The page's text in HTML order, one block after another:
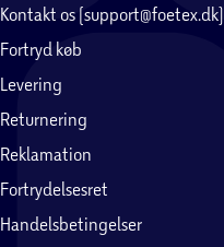
Kontakt os (support@foetex.dk)
Fortryd køb
Levering
Returnering
Reklamation
Fortrydelsesret
Handelsbetingelser